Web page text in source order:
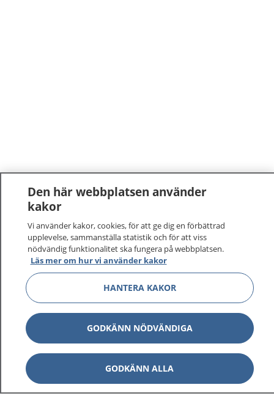
1177–tryggt om din hälsa och vård
På 1177.se får du råd om hälsa och information om
sjukdomar och vilka mottagningar du kan kontakta.
Logga in för att läsa din journal och göra dina
vårdärenden. Ring telefonnummer 1177 för
sjukvårdsrådgivning dygnet runt.
1177 ger dig råd när du vill må bättre.
Den här webbplatsen använder
kakor
Vi använder kakor, cookies, för att ge dig en förbättrad
upplevelse, sammanställa statistik och för att viss
nödvändig funktionalitet ska fungera på webbplatsen.
Läs mer om hur vi använder kakor
HANTERA KAKOR
GODKÄNN NÖDVÄNDIGA
GODKÄNN ALLA